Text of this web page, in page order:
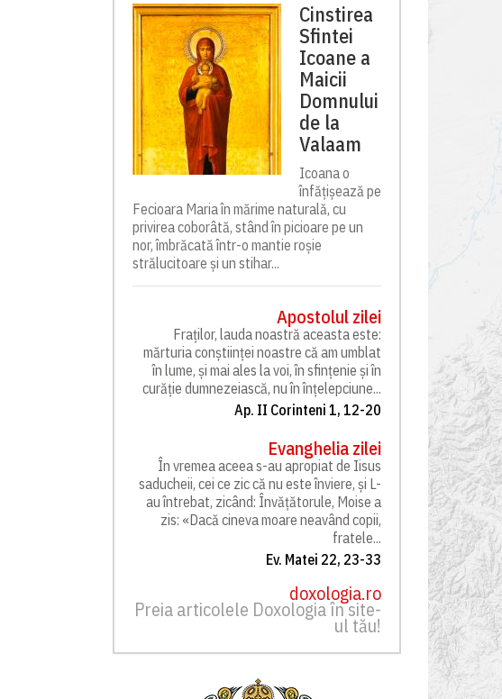
Cinstirea
Sfintei
Icoane a
Maicii
Domnului
de la
Valaam
Icoana o
înfățișează pe
Fecioara Maria în mărime naturală, cu
privirea coborâtă, stând în picioare pe un
nor, îmbrăcată într-o mantie roșie
strălucitoare și un stihar...
Apostolul zilei
Fraților, lauda noastră aceasta este:
mărturia conștiinței noastre că am umblat
în lume, și mai ales la voi, în sfințenie și în
curăție dumnezeiască, nu în înțelepciune...
Ap. II Corinteni 1, 12-20
Evanghelia zilei
În vremea aceea s-au apropiat de Iisus
saducheii, cei ce zic că nu este înviere, și L-
au întrebat, zicând: Învățătorule, Moise a
zis: «Dacă cineva moare neavând copii,
fratele...
Ev. Matei 22, 23-33
doxologia.ro
Preia articolele Doxologia în site-
ul tău!